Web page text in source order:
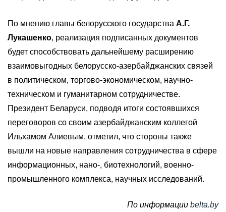
По мнению главы белорусского государства А.Г.
Лукашенко, реализация подписанных документов
будет способствовать дальнейшему расширению
взаимовыгодных белорусско-азербайджанских связей
в политическом, торгово-экономическом, научно-
техническом и гуманитарном сотрудничестве.
Президент Беларуси, подводя итоги состоявшихся
переговоров со своим азербайджанским коллегой
Ильхамом Алиевым, отметил, что стороны также
вышли на новые направления сотрудничества в сфере
информационных, нано-, биотехнологий, военно-
промышленного комплекса, научных исследований.
По информации belta.by